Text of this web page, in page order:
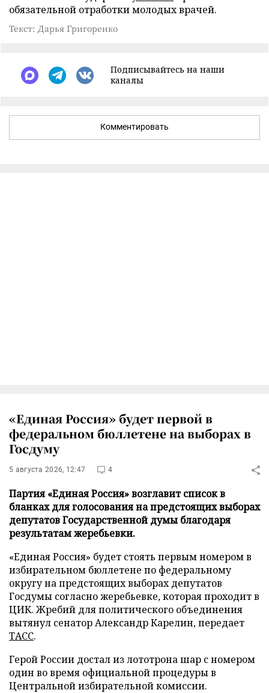
обязательной отработки молодых врачей.
Текст: Дарья Григоренко
Подписывайтесь на наши
каналы
Комментировать
«Единая Россия» будет первой в
федеральном бюллетене на выборах в
Госдуму
5 августа 2026, 12:47 4
Партия «Единая Россия» возглавит список в
бланках для голосования на предстоящих выборах
депутатов Государственной думы благодаря
результатам жеребьевки.
«Единая Россия» будет стоять первым номером в
избирательном бюллетене по федеральному
округу на предстоящих выборах депутатов
Госдумы согласно жеребьевке, которая проходит в
ЦИК. Жребий для политического объединения
вытянул сенатор Александр Карелин, передает
ТАСС.
Герой России достал из лототрона шар с номером
один во время официальной процедуры в
Центральной избирательной комиссии.